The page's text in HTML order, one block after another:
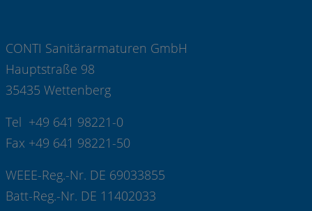
CONTI Sanitärarmaturen GmbH
Hauptstraße 98
35435 Wettenberg
Tel +49 641 98221-0
Fax +49 641 98221-50
WEEE-Reg.-Nr. DE 69033855
Batt-Reg.-Nr. DE 11402033